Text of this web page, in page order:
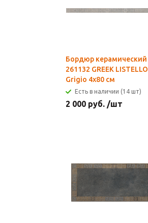
Бордюр керамический
261132 GREEK LISTELLO
Grigio 4x80 см
Есть в наличии (14 шт)
2 000 руб. /шт